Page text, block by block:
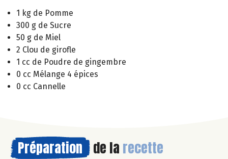
1 kg de Pomme
300 g de Sucre
50 g de Miel
2 Clou de girofle
1 cc de Poudre de gingembre
0 cc Mélange 4 épices
0 cc Cannelle
Préparation de la recette